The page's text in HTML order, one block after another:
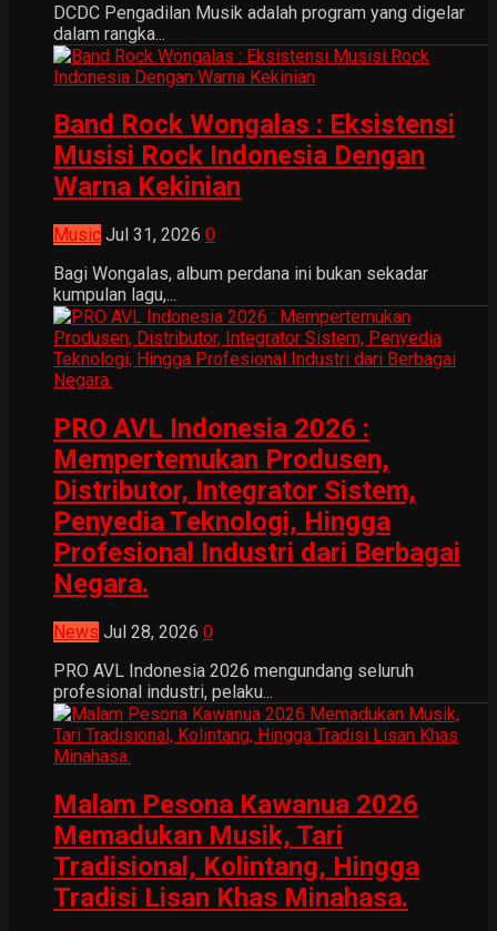
DCDC Pengadilan Musik adalah program yang digelar
dalam rangka...
Band Rock Wongalas : Eksistensi
Musisi Rock Indonesia Dengan
Warna Kekinian
Music Jul 31, 2026 0
Bagi Wongalas, album perdana ini bukan sekadar
kumpulan lagu,...
PRO AVL Indonesia 2026 :
Mempertemukan Produsen,
Distributor, Integrator Sistem,
Penyedia Teknologi, Hingga
Profesional Industri dari Berbagai
Negara.
News Jul 28, 2026 0
PRO AVL Indonesia 2026 mengundang seluruh
profesional industri, pelaku...
Malam Pesona Kawanua 2026
Memadukan Musik, Tari
Tradisional, Kolintang, Hingga
Tradisi Lisan Khas Minahasa.